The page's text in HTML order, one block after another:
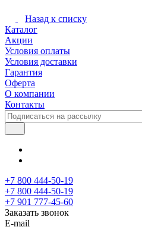
Назад к списку
Каталог
Акции
Условия оплаты
Условия доставки
Гарантия
Оферта
О компании
Контакты
+7 800 444-50-19
+7 800 444-50-19
+7 901 777-45-60
Заказать звонок
E-mail